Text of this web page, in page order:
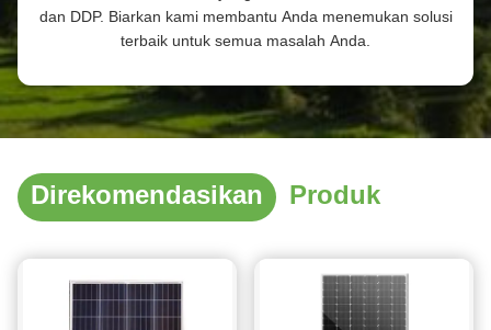
dan DDP. Biarkan kami membantu Anda menemukan solusi
terbaik untuk semua masalah Anda.
Direkomendasikan Produk